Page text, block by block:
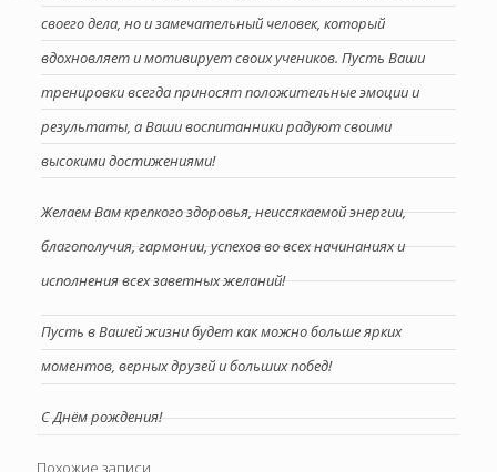
своего дела, но и замечательный человек, который
вдохновляет и мотивирует своих учеников. Пусть Ваши
тренировки всегда приносят положительные эмоции и
результаты, а Ваши воспитанники радуют своими
высокими достижениями!
Желаем Вам крепкого здоровья, неиссякаемой энергии,
благополучия, гармонии, успехов во всех начинаниях и
исполнения всех заветных желаний!
Пусть в Вашей жизни будет как можно больше ярких
моментов, верных друзей и больших побед!
С Днём рождения!
Похожие записи